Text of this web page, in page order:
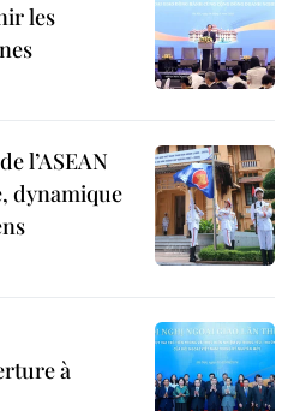
les
l’ASEAN
dynamique
à